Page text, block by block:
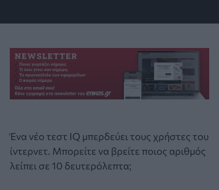
Ένα νέο τεστ IQ μπερδεύει τους χρήστες του
ίντερνετ. Μπορείτε να βρείτε ποιος αριθμός
λείπει σε 10 δευτερόλεπτα;